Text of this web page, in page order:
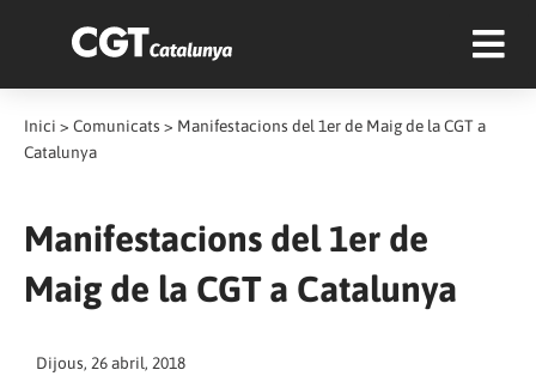
Inici > Comunicats > Manifestacions del 1er de Maig de la CGT a
Catalunya
Manifestacions del 1er de
Maig de la CGT a Catalunya
Dijous, 26 abril, 2018